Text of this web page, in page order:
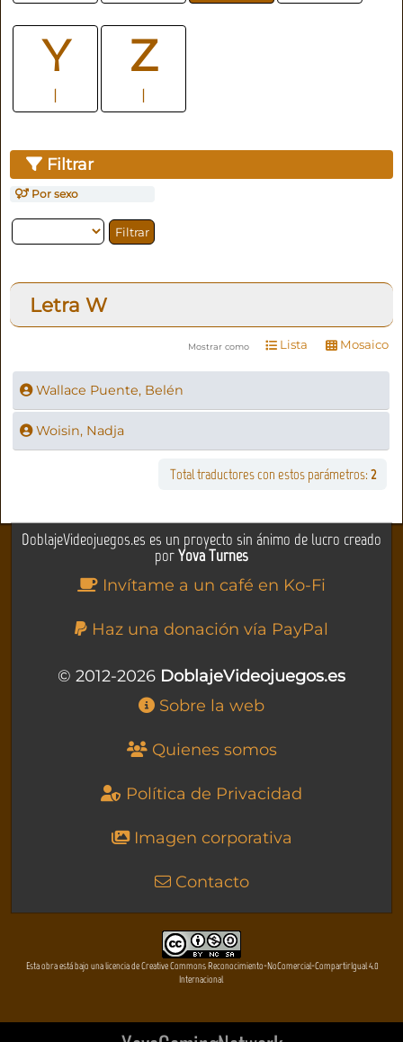
Y
1
Z
1
Filtrar
Por sexo
Letra W
Mostrar como Lista Mosaico
Wallace Puente, Belén
Woisin, Nadja
Total traductores con estos parámetros: 2
DoblajeVideojuegos.es es un proyecto sin ánimo de lucro creado
porYova Turnes
Invítame a un café en Ko-Fi
Haz una donación vía PayPal
© 2012-2026 DoblajeVideojuegos.es
Sobre la web
Quienes somos
Política de Privacidad
Imagen corporativa
Contacto
Esta obra está bajo una licencia de Creative Commons Reconocimiento-NoComercial-CompartirIgual 4.0
Internacional